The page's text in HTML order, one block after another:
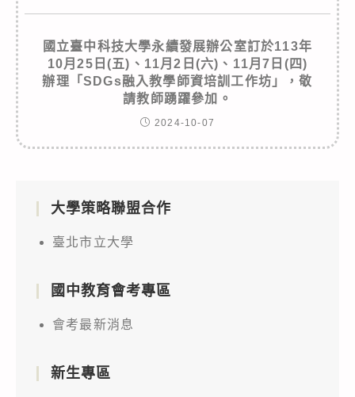
國立臺中科技大學永續發展辦公室訂於113年
10月25日(五)、11月2日(六)、11月7日(四)
辦理「SDGs融入教學師資培訓工作坊」，敬
請教師踴躍參加。
2024-10-07
大學策略聯盟合作
臺北市立大學
國中教育會考專區
會考最新消息
新生專區